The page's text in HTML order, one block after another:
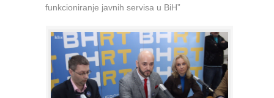
funkcioniranje javnih servisa u BiH”